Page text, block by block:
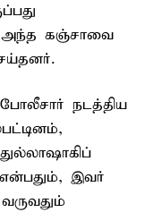
அந்த கஞ்சாவை
நடத்திய
இவர்